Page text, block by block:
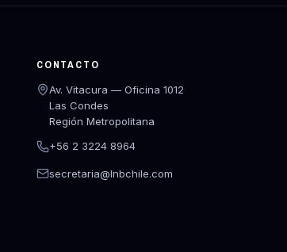
CONTACTO
Av. Vitacura — Oficina 1012
Las Condes
Región Metropolitana
+56 2 3224 8964
secretaria@lnbchile.com